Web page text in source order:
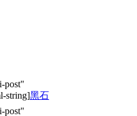
黑石